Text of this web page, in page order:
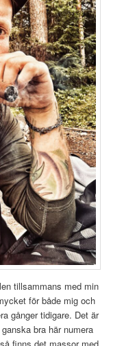
tillsammans med min
för både mig och
gånger tidigare. Det är
bra här numera
finns det massor med